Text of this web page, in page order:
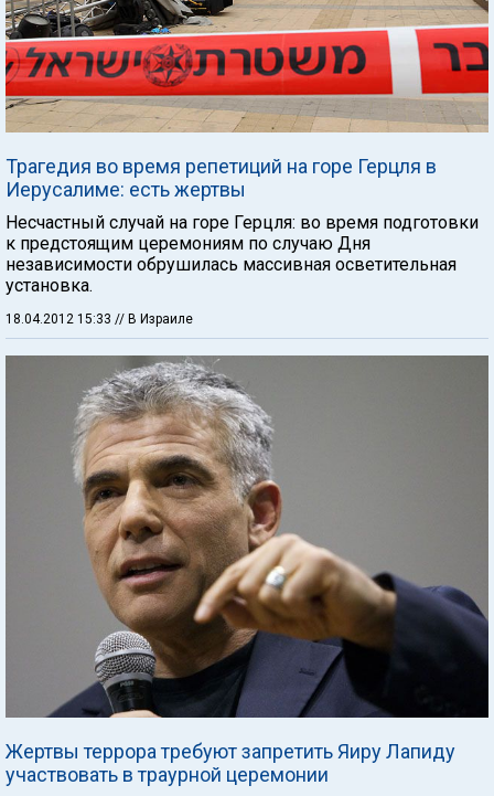
Трагедия во время репетиций на горе Герцля в
Иерусалиме: есть жертвы
Несчастный случай на горе Герцля: во время подготовки
к предстоящим церемониям по случаю Дня
независимости обрушилась массивная осветительная
установка.
18.04.2012 15:33 // В Израиле
Жертвы террора требуют запретить Яиру Лапиду
участвовать в траурной церемонии